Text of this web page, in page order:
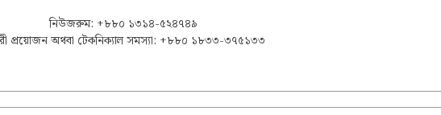
নিউজরুম: +৮৮০ ১৩১৪-৫২৪৭৪৯
প্রয়োজন অথবা টেকনিক্যাল সমস্যা: +৮৮০ ১৮৩৩-৩৭৫১৩৩